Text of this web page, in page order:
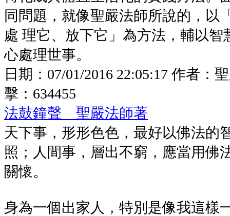
同問題，就像聖嚴法師所說的，以
處 理它、放下它」為方法，輔以
心處理世事。
日期： 07/01/2016 22:05:17 作者：
擊： 634455
法鼓鐘聲 聖嚴法師著
天下事，形形色色，最好以佛法的
照；人間事，層出不窮，應當用佛
關懷。
身為一個出家人，特別是像我這樣